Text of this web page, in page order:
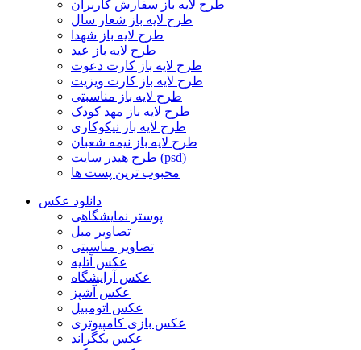
طرح لایه باز سفارش کاربران
طرح لایه باز شعار سال
طرح لایه باز شهدا
طرح لایه باز عید
طرح لایه باز کارت دعوت
طرح لایه باز کارت ویزیت
طرح لایه باز مناسبتی
طرح لایه باز مهد کودک
طرح لایه باز نیکوکاری
طرح لایه باز نیمه شعبان
طرح هیدر سایت (psd)
محبوب ترین پست ها
دانلود عکس
پوستر نمایشگاهی
تصاویر مبل
تصاویر مناسبتی
عکس آتلیه
عکس آرایشگاه
عکس آشپز
عکس اتومبیل
عکس بازی کامپیوتری
عکس بکگراند